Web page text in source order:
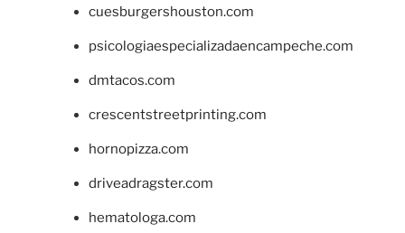
cuesburgershouston.com
psicologiaespecializadaencampeche.com
dmtacos.com
crescentstreetprinting.com
hornopizza.com
driveadragster.com
hematologa.com